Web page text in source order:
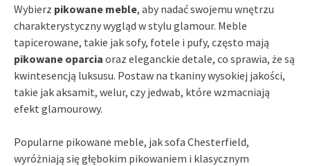
Wybierz pikowane meble, aby nadać swojemu wnętrzu
charakterystyczny wygląd w stylu glamour. Meble
tapicerowane, takie jak sofy, fotele i pufy, często mają
pikowane oparcia oraz eleganckie detale, co sprawia, że są
kwintesencją luksusu. Postaw na tkaniny wysokiej jakości,
takie jak aksamit, welur, czy jedwab, które wzmacniają
efekt glamourowy.
Popularne pikowane meble, jak sofa Chesterfield,
wyróżniają się głębokim pikowaniem i klasycznym